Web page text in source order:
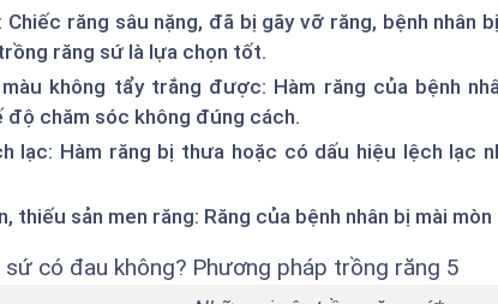
Chiếc răng sâu nặng, đã bị gãy vỡ răng, bệnh nhân
răng sứ là lựa chọn tốt.
không tẩy trắng được: Hàm răng của bệnh
độ chăm sóc không đúng cách.
lạc: Hàm răng bị thưa hoặc có dấu hiệu lệch lạc
thiếu sản men răng: Răng của bệnh nhân bị mài